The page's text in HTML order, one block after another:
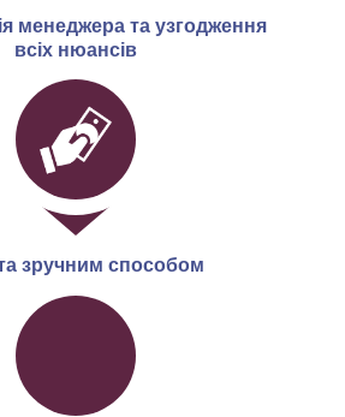
менеджера та узгодження
всіх нюансів
зручним способом